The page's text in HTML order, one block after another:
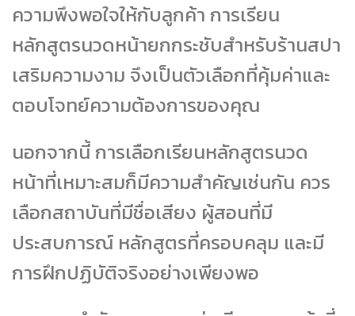
ความพึงพอใจให้กับลูกค้า การเรียน
หลักสูตรนวดหน้ายกกระชับสำหรับร้านสปา
เสริมความงาม จึงเป็นตัวเลือกที่คุ้มค่าและ
ตอบโจทย์ความต้องการของคุณ
นอกจากนี้ การเลือกเรียนหลักสูตรนวด
หน้าที่เหมาะสมก็มีความสำคัญเช่นกัน ควร
เลือกสถาบันที่มีชื่อเสียง ผู้สอนที่มี
ประสบการณ์ หลักสูตรที่ครอบคลุม และมี
การฝึกปฏิบัติจริงอย่างเพียงพอ